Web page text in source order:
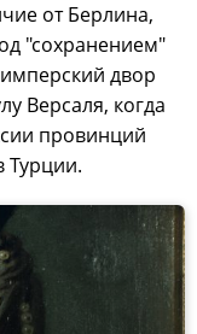
от Берлина,
"сохранением"
двор
Версаля, когда
провинций
Турции.